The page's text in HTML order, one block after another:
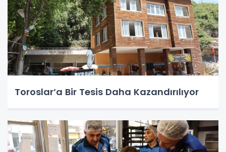
Toroslar’a Bir Tesis Daha Kazandırılıyor